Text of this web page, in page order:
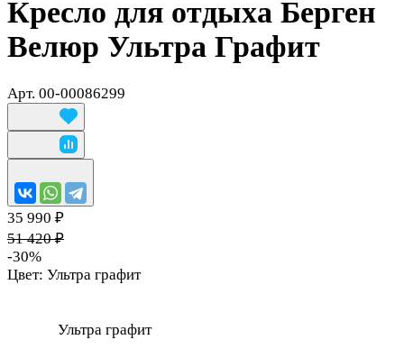
Кресло для отдыха Берген
Велюр Ультра Графит
Арт. 00-00086299
35 990 ₽
51 420 ₽
-30%
Цвет: Ультра графит
Ультра графит